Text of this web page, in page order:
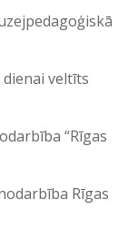
veltīts
“Rīgas
Rīgas